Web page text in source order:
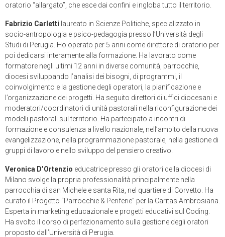
oratorio “allargato”, che esce dai confini e ingloba tutto il territorio.
Fabrizio Carletti laureato in Scienze Politiche, specializzato in
socio-antropologia e psico-pedagogia presso l’Università degli
Studi di Perugia. Ho operato per 5 anni come direttore di oratorio per
poi dedicarsi interamente alla formazione. Ha lavorato come
formatore negli ultimi 12 anni in diverse comunità, parrocchie,
diocesi sviluppando l’analisi dei bisogni, di programmi, il
coinvolgimento e la gestione degli operatori, la pianificazione e
l’organizzazione dei progetti. Ha seguito direttori di uffici diocesani e
moderatori/coordinatori di unità pastorali nella riconfigurazione dei
modelli pastorali sul territorio. Ha partecipato a incontri di
formazione e consulenza a livello nazionale, nell’ambito della nuova
evangelizzazione, nella programmazione pastorale, nella gestione di
gruppi di lavoro e nello sviluppo del pensiero creativo.
Veronica D’Ortenzio educatrice presso gli oratori della diocesi di
Milano svolge la propria professionalità principalmente nella
parrocchia di san Michele e santa Rita, nel quartiere di Corvetto. Ha
curato il Progetto “Parrocchie & Periferie” per la Caritas Ambrosiana.
Esperta in marketing educazionale e progetti educativi sul Coding.
Ha svolto il corso di perfezionamento sulla gestione degli oratori
proposto dall’Università di Perugia.